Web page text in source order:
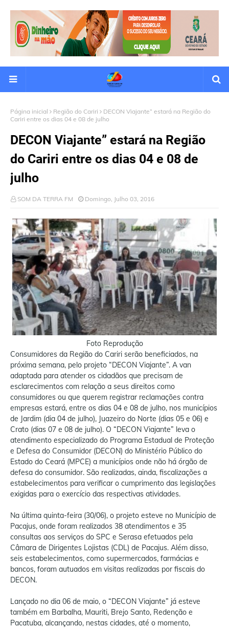
Página inicial Região do Cariri
DECON Viajante” estará na Região do
Cariri entre os dias 04 e 08 de julho
DECON Viajante” estará na Região
do Cariri entre os dias 04 e 08 de
julho
SOM DA TERRA FM Domingo, Julho 03, 2016
Foto Reprodução
Consumidores da Região do Cariri serão beneficiados, na
próxima semana, pelo projeto “DECON Viajante”. A van
adaptada para atender os cidadãos que precisam de
esclarecimentos com relação a seus direitos como
consumidores ou que querem registrar reclamações contra
empresas estará, entre os dias 04 e 08 de julho, nos municípios
de Jardim (dia 04 de julho), Juazeiro do Norte (dias 05 e 06) e
Crato (dias 07 e 08 de julho). O “DECON Viajante” leva o
atendimento especializado do Programa Estadual de Proteção
e Defesa do Consumidor (DECON) do Ministério Público do
Estado do Ceará (MPCE) a municípios onde não há órgão de
defesa do consumidor. São realizadas, ainda, fiscalizações a
estabelecimentos para verificar o cumprimento das legislações
exigidas para o exercício das respectivas atividades.
Na última quinta-feira (30/06), o projeto esteve no Município de
Pacajus, onde foram realizados 38 atendimentos e 35
consultas aos serviços do SPC e Serasa efetuados pela
Câmara de Dirigentes Lojistas (CDL) de Pacajus. Além disso,
seis estabelecimentos, como supermercados, farmácias e
bancos, foram autuados em visitas realizadas por fiscais do
DECON.
Lançado no dia 06 de maio, o “DECON Viajante” já esteve
também em Barbalha, Mauriti, Brejo Santo, Redenção e
Pacatuba, alcançando, nestas cidades, até o momento,